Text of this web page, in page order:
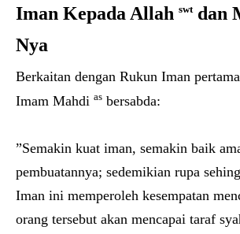
Iman Kepada Allah swtdan
Nya
Berkaitan dengan Rukun Iman
Imam Mahdi as bersabda:
”Semakin kuat iman, semakin baik
pembuatannya; sedemikian rupa
Iman ini memperoleh kesempatan
orang tersebut akan mencapai taraf